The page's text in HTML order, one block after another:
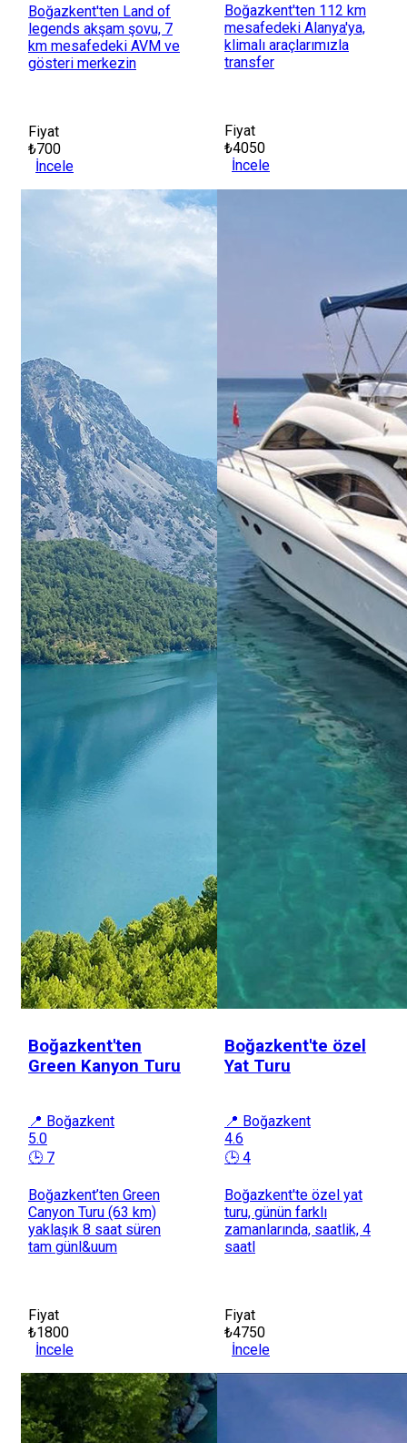
Boğazkent'ten Land of
legends akşam şovu, 7
km mesafedeki AVM ve
gösteri merkezin
Fiyat
₺700
İncele
Boğazkent'ten 112 km
mesafedeki Alanya'ya,
klimalı araçlarımızla
transfer
Fiyat
₺4050
İncele
Boğazkent'ten
Green Kanyon Turu
📍 Boğazkent
5.0
🕒 7
Boğazkent’ten Green
Canyon Turu (63 km)
yaklaşık 8 saat süren
tam günl&uum
Fiyat
₺1800
İncele
Boğazkent'te özel
Yat Turu
📍 Boğazkent
4.6
🕒 4
Boğazkent'te özel yat
turu, günün farklı
zamanlarında, saatlik, 4
saatl
Fiyat
₺4750
İncele